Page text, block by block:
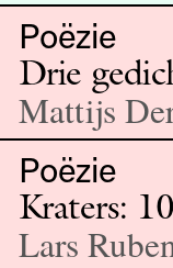
Poëzie
Drie
Mattijs
Poëzie
Kraters:
Lars